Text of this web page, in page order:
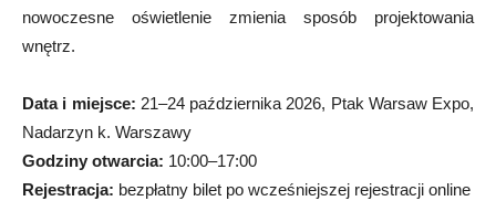
nowoczesne oświetlenie zmienia sposób projektowania
wnętrz.
Data i miejsce: 21–24 października 2026, Ptak Warsaw Expo,
Nadarzyn k. Warszawy
Godziny otwarcia: 10:00–17:00
Rejestracja: bezpłatny bilet po wcześniejszej rejestracji online